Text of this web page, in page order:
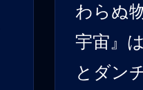
わらぬ
宇宙』
とダン